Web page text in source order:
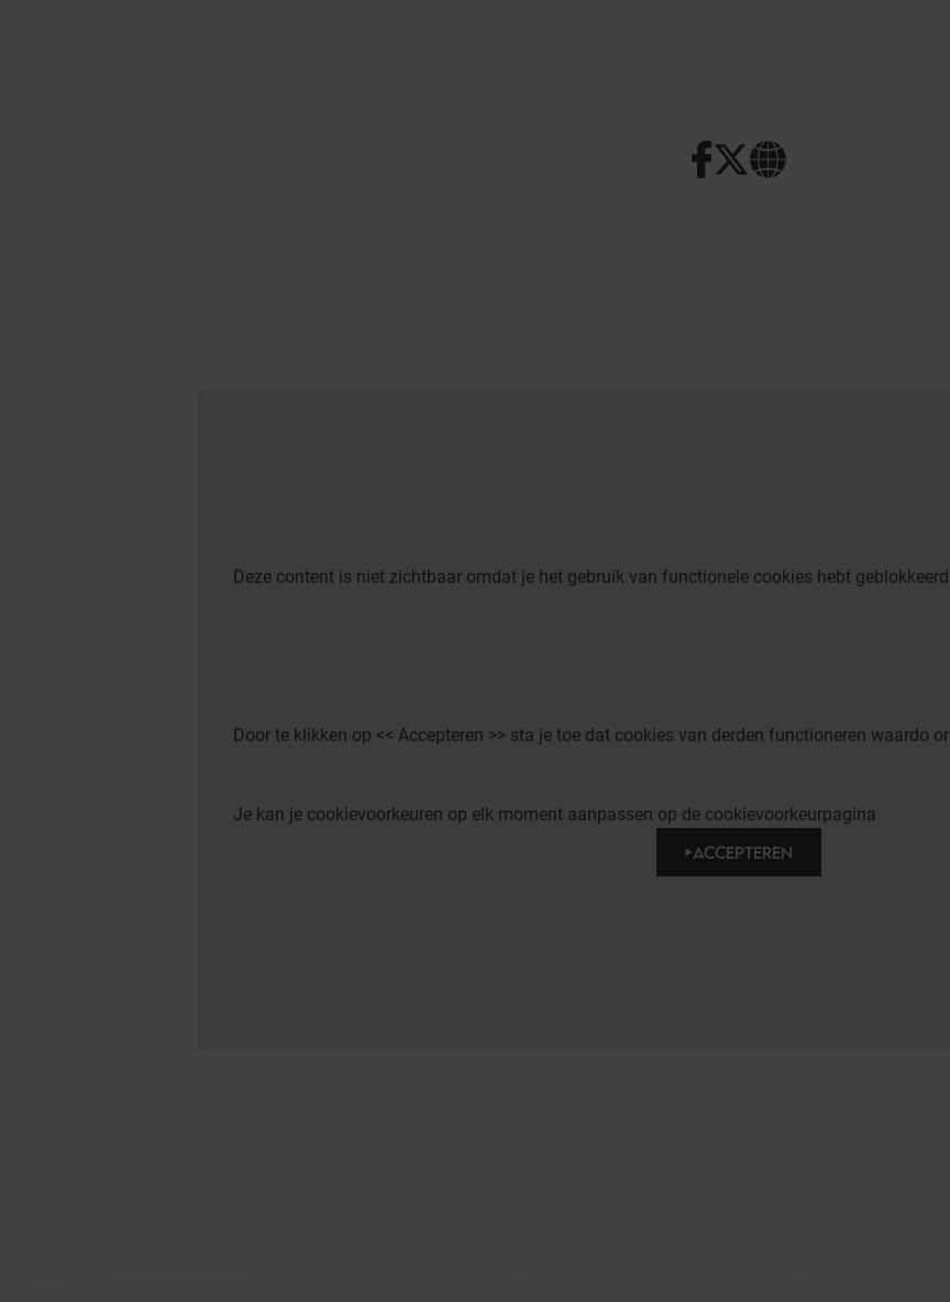
Deze content is niet zichtbaar omdat je het gebruik van functionele cookies hebt
Door te klikken op << Accepteren >> sta je toe dat cookies van derden functioneren waardo
Je kan je cookievoorkeuren op elk moment aanpassen op de cookievoorkeurpagina
ACCEPTEREN